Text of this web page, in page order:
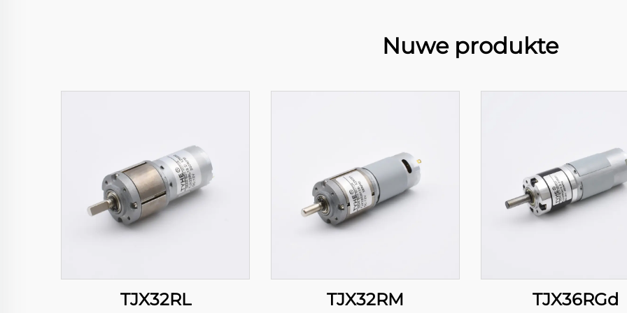
Nuwe produkte
TJX32RL TJX32RM TJX36RGd